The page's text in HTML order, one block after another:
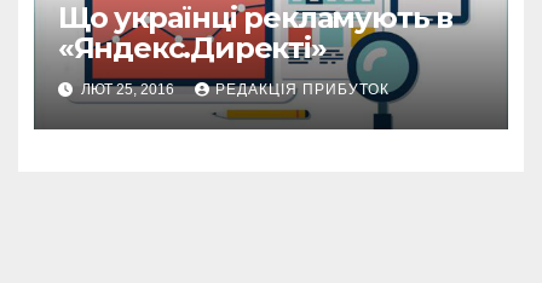
Що українці рекламують в
«Яндекс.Директі»
ЛЮТ 25, 2016 РЕДАКЦІЯ ПРИБУТОК